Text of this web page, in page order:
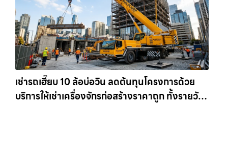
เช่ารถเฮี๊ยบ 10 ล้อบ่อวิน ลดต้นทุนโครงการด้วย
บริการให้เช่าเครื่องจักรก่อสร้างราคาถูก ทั้งรายวัน